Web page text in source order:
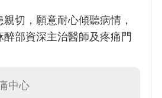
切，願意耐心傾聽病情，
醉部資深主治醫師及疼痛門
中心